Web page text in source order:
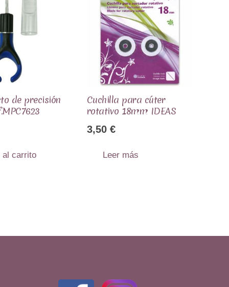
de precisión
al carrito
Cuchilla para cúter
rotativo 18mm IDEAS
3,50 €
Leer más